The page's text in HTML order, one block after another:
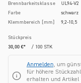
Brennbarkeitsklasse
UL94-V2
Farbe
schwarz
Klemmbereich [mm]
9,2-10,5
Stückpreis
30,00 €*
/ 100 STK
Anmelden, um
für höhere
erhalten und Artikel